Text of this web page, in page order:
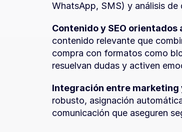
WhatsApp, SMS) y análisis
Contenido y SEO orientados
contenido relevante que
compra con formatos como
resuelvan dudas y activen
Integración entre marketing
robusto, asignación
comunicación que aseguren